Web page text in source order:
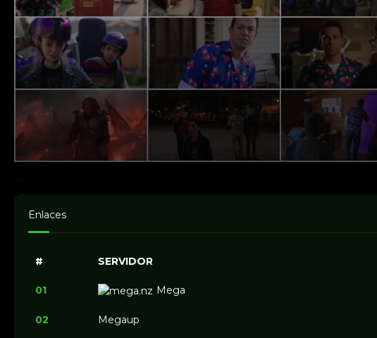
Enlaces
# SERVIDOR
01 Mega
02 Megaup